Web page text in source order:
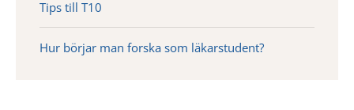
Tips till T10
Hur börjar man forska som läkarstudent?